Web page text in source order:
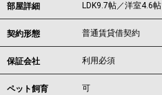
部屋詳細 LDK9.7帖／洋室4.6帖
契約形態 普通賃貸借契約
保証会社 利用必須
ペット飼育
可